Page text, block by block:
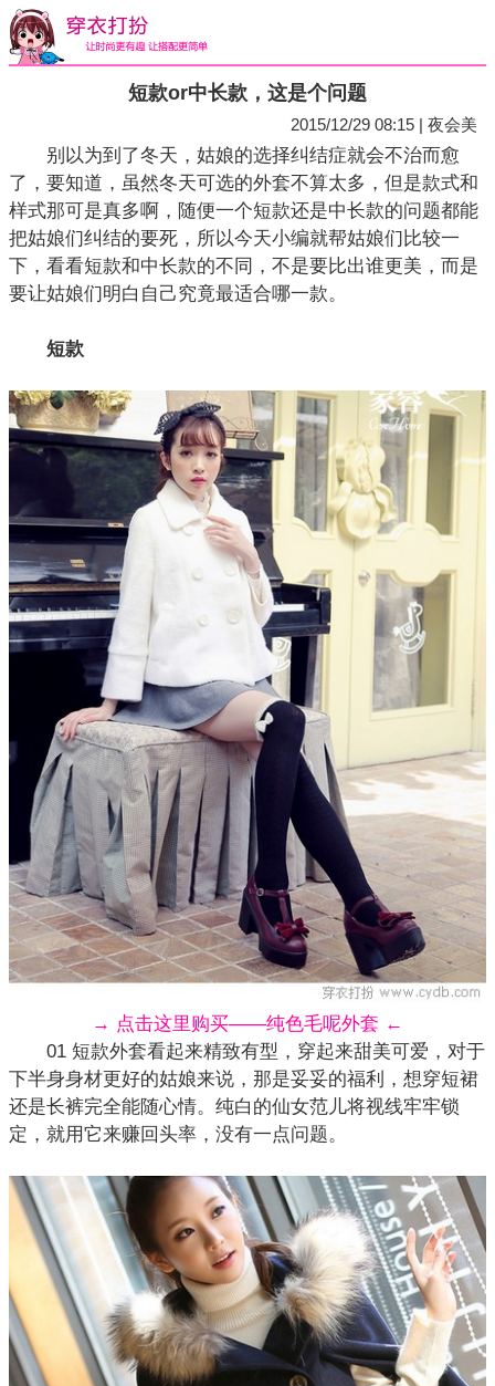
短款or中长款，这是个问题
2015/12/29 08:15 | 夜会美
别以为到了冬天，姑娘的选择纠结症就会不治而愈
了，要知道，虽然冬天可选的外套不算太多，但是款式和
样式那可是真多啊，随便一个短款还是中长款的问题都能
把姑娘们纠结的要死，所以今天小编就帮姑娘们比较一
下，看看短款和中长款的不同，不是要比出谁更美，而是
要让姑娘们明白自己究竟最适合哪一款。
短款
→ 点击这里购买——纯色毛呢外套 ←
01 短款外套看起来精致有型，穿起来甜美可爱，对于
下半身身材更好的姑娘来说，那是妥妥的福利，想穿短裙
还是长裤完全能随心情。纯白的仙女范儿将视线牢牢锁
定，就用它来赚回头率，没有一点问题。